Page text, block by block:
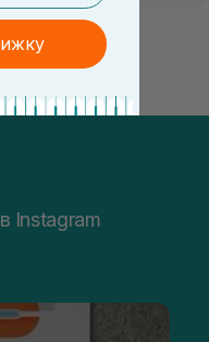
Instagram